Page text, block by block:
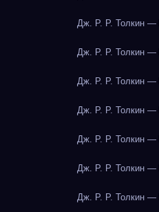
Дж. Р. Р. Толкин —
Дж. Р. Р. Толкин —
Дж. Р. Р. Толкин —
Дж. Р. Р. Толкин —
Дж. Р. Р. Толкин —
Дж. Р. Р. Толкин —
Дж. Р. Р. Толкин —